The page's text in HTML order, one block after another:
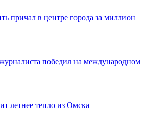
причал в центре города за миллион
победил на международном
летнее тепло из Омска